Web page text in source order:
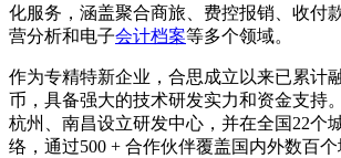
化服务，涵盖聚合商旅、费控报销、收付
营分析和电子会计档案等多个领域。
作为专精特新企业，合思成立以来已累计
币，具备强大的技术研发实力和资金支持
杭州、南昌设立研发中心，并在全国22个
络，通过500 + 合作伙伴覆盖国内外数百个